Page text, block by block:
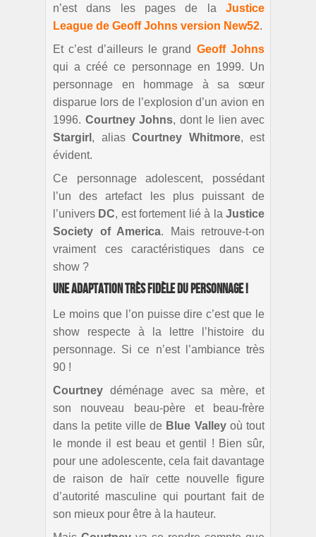
n’est dans les pages de la Justice
League de Geoff Johns version New52.
Et c’est d’ailleurs le grand Geoff Johns
qui a créé ce personnage en 1999. Un
personnage en hommage à sa sœur
disparue lors de l’explosion d’un avion en
1996. Courtney Johns, dont le lien avec
Stargirl , alias Courtney Whitmore, est
évident.
Ce personnage adolescent, possédant
l’un des artefact les plus puissant de
l’univers DC, est fortement lié à laJustice
Society of America. Mais retrouve-t-on
vraiment ces caractéristiques dans ce
show ?
Une adaptation très fidèle du personnage !
Le moins que l’on puisse dire c’est que le
show respecte à la lettre l’histoire du
personnage. Si ce n’est l’ambiance très
90 !
Courtney déménage avec sa mère, et
son nouveau beau-père et beau-frère
dans la petite ville de Blue Valleyoù tout
le monde il est beau et gentil ! Bien sûr,
pour une adolescente, cela fait davantage
de raison de haïr cette nouvelle figure
d’autorité masculine qui pourtant fait de
son mieux pour être à la hauteur.